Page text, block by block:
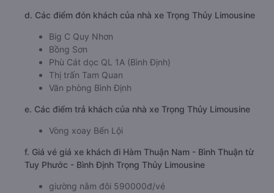
d. Các điểm đón khách của nhà xe Trọng Thủy Limousine
Big C Quy Nhơn
Bồng Sơn
Phù Cát dọc QL 1A (Bình Định)
Thị trấn Tam Quan
Văn phòng Bình Định
e. Các điểm trả khách của nhà xe Trọng Thủy Limousine
Vòng xoay Bến Lội
f. Giá vé giá xe khách đi Hàm Thuận Nam - Bình Thuận từ
Tuy Phước - Bình Định Trọng Thủy Limousine
giường nằm đôi 590000đ/vé